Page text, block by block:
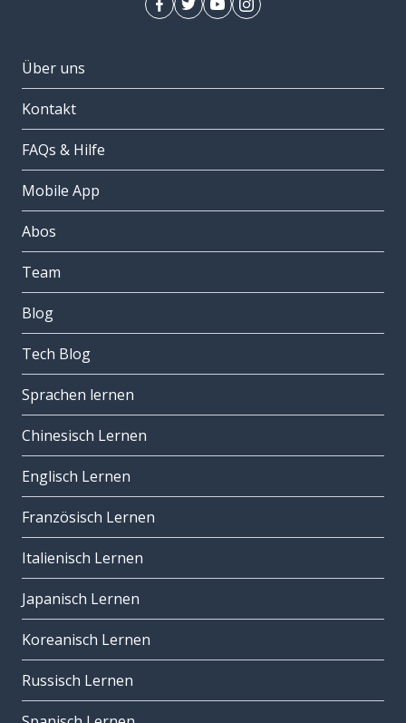
Über uns
Kontakt
FAQs & Hilfe
Mobile App
Abos
Team
Blog
Tech Blog
Sprachen lernen
Chinesisch Lernen
Englisch Lernen
Französisch Lernen
Italienisch Lernen
Japanisch Lernen
Koreanisch Lernen
Russisch Lernen